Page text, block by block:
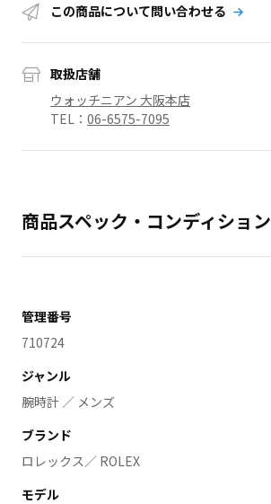
この商品について問い合わせる
取扱店舗
ウォッチニアン 大阪本店
TEL： 06-6575-7095
商品スペック・コンディション
管理番号
710724
ジャンル
腕時計 ／ メンズ
ブランド
ロレックス／ ROLEX
モデル